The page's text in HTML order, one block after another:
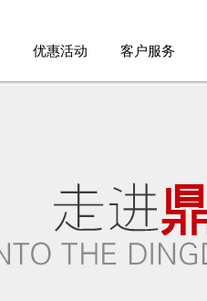
优惠活动 客户服务
客户报修